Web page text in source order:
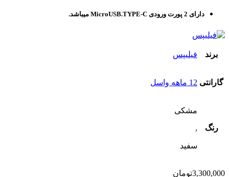
دارای 2 پورت ورودی MicroUSB.TYPE-C میباشد.
برند فیلیپس
گارانتی 12 ماهه واسل
رنگ
مشکی
,
سفید
3,300,000تومان